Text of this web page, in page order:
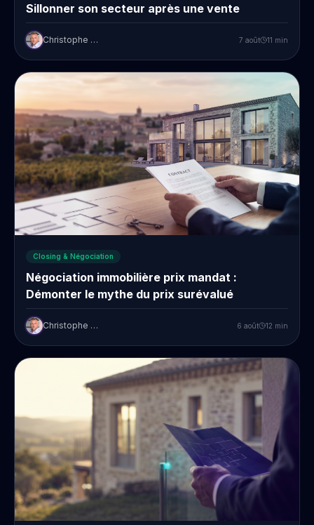
Sillonner son secteur après une vente
Christophe Prudent 7 août 11 min
Closing & Négociation
Négociation immobilière prix mandat :
Démonter le mythe du prix surévalué
Christophe Prudent 6 août 12 min